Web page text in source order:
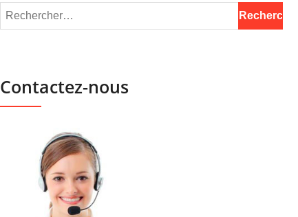
Contactez-nous